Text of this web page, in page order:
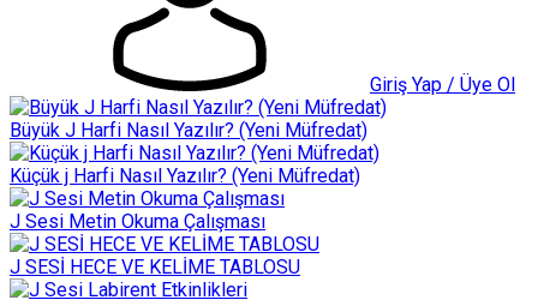
Giriş Yap / Üye Ol
Büyük J Harfi Nasıl Yazılır? (Yeni Müfredat)
Küçük j Harfi Nasıl Yazılır? (Yeni Müfredat)
J Sesi Metin Okuma Çalışması
J SESİ HECE VE KELİME TABLOSU